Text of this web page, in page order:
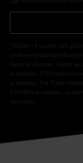
*Gäller i 4 veckor och
andra erbjudanden/
löses in i kassan. Gäller ej
produkter, (Till)
produkter, Die Toten
Fischfilet-produkter,
donation.